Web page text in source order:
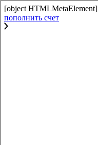
[object HTMLMetaElement]
пополнить счет